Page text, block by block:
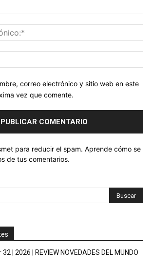
correo electrónico y sitio web en este
vez que comente.
para reducir el spam. Aprende cómo se
de tus comentarios.
| 2026 | REVIEW NOVEDADES DEL MUNDO